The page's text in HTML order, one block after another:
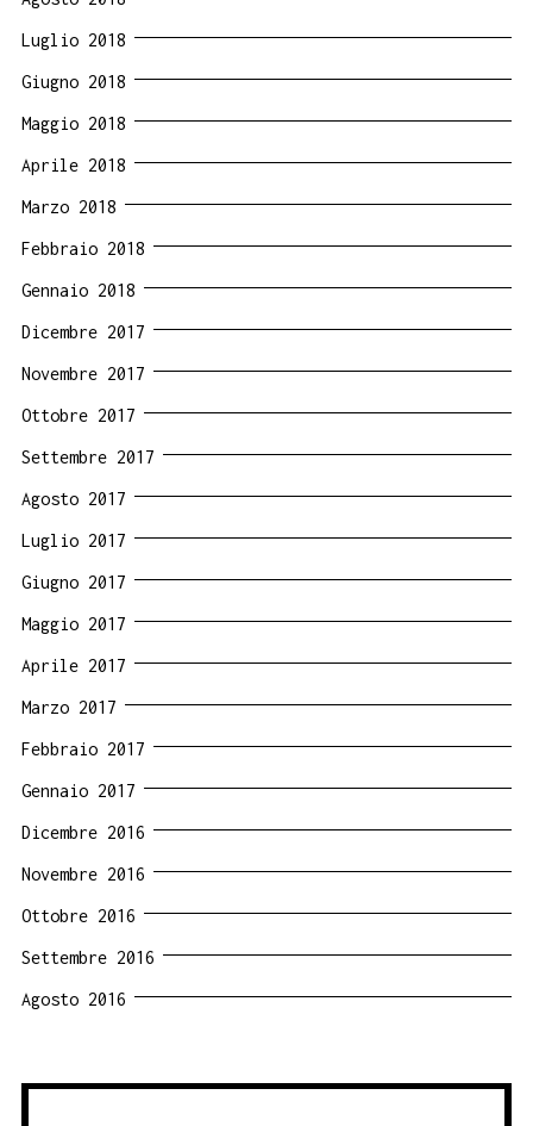
Luglio 2018
Giugno 2018
Maggio 2018
Aprile 2018
Marzo 2018
Febbraio 2018
Gennaio 2018
Dicembre 2017
Novembre 2017
Ottobre 2017
Settembre 2017
Agosto 2017
Luglio 2017
Giugno 2017
Maggio 2017
Aprile 2017
Marzo 2017
Febbraio 2017
Gennaio 2017
Dicembre 2016
Novembre 2016
Ottobre 2016
Settembre 2016
Agosto 2016